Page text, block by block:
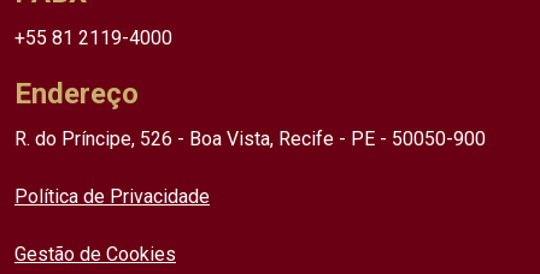
+55 81 2119-4000
Endereço
R. do Príncipe, 526 - Boa Vista, Recife - PE - 50050-900
Política de Privacidade
Gestão de Cookies